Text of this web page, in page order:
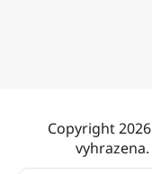
Copyright 2026
vyhrazena.